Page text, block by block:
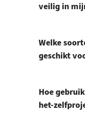
veilig in
Welke
geschikt
Hoe
het-